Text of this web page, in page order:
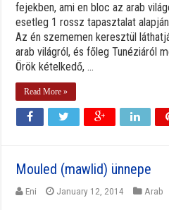
fejekben, ami en bloc az arab
esetleg 1 rossz tapasztalat
Az én szememen keresztül
arab világról, és főleg Tunéziáról
Örök kételkedő, ...
Read More »
Mouled (mawlid) ünnepe
Eni January 12, 2014 Arab